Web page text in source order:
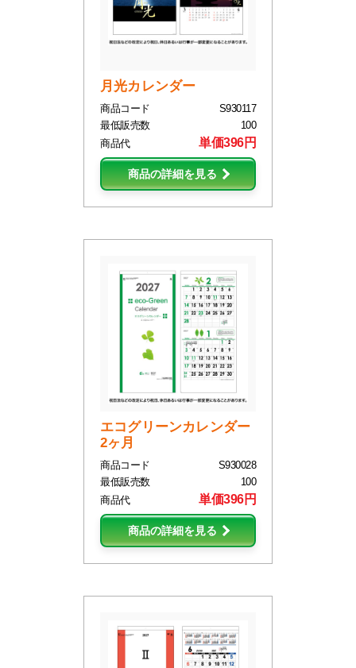
月光カレンダー
商品コード
S930117
最低販売数
100
商品代
単価396円
商品の詳細を見る
エコグリーンカレンダー
2ヶ月
商品コード
S930028
最低販売数
100
商品代
単価396円
商品の詳細を見る